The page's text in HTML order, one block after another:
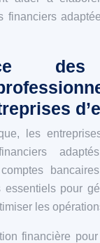
financiers
les
essentiels pour
les
financière